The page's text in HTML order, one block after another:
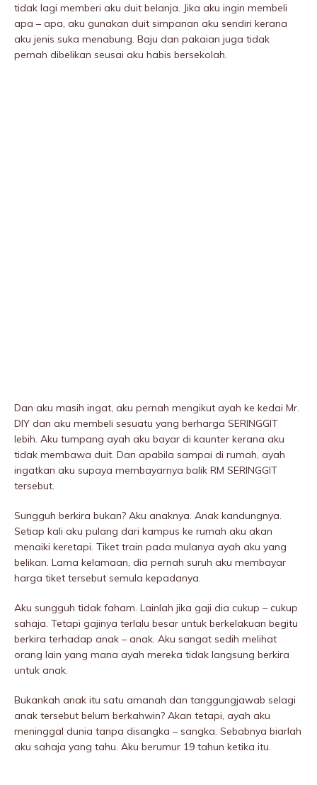
tidak lagi memberi aku duit belanja. Jika aku ingin membeli
apa – apa, aku gunakan duit simpanan aku sendiri kerana
aku jenis suka menabung. Baju dan pakaian juga tidak
pernah dibelikan seusai aku habis bersekolah.
Dan aku masih ingat, aku pernah mengikut ayah ke kedai Mr.
DIY dan aku membeli sesuatu yang berharga SERINGGIT
lebih. Aku tumpang ayah aku bayar di kaunter kerana aku
tidak membawa duit. Dan apabila sampai di rumah, ayah
ingatkan aku supaya membayarnya balik RM SERINGGIT
tersebut.
Sungguh berkira bukan? Aku anaknya. Anak kandungnya.
Setiap kali aku pulang dari kampus ke rumah aku akan
menaiki keretapi. Tiket train pada mulanya ayah aku yang
belikan. Lama kelamaan, dia pernah suruh aku membayar
harga tiket tersebut semula kepadanya.
Aku sungguh tidak faham. Lainlah jika gaji dia cukup – cukup
sahaja. Tetapi gajinya terlalu besar untuk berkelakuan begitu
berkira terhadap anak – anak. Aku sangat sedih melihat
orang lain yang mana ayah mereka tidak langsung berkira
untuk anak.
Bukankah anak itu satu amanah dan tanggungjawab selagi
anak tersebut belum berkahwin? Akan tetapi, ayah aku
meninggaI dunia tanpa disangka – sangka. Sebabnya biarlah
aku sahaja yang tahu. Aku berumur 19 tahun ketika itu.